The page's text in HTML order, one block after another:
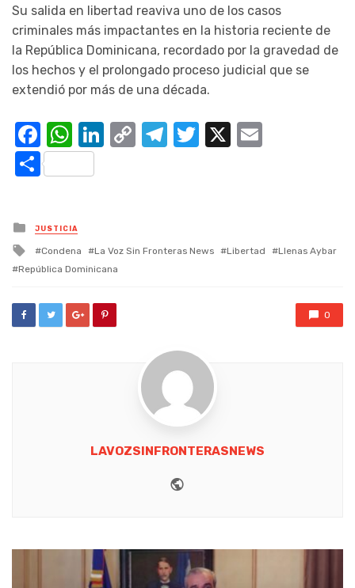
Su salida en libertad reaviva uno de los casos
criminales más impactantes en la historia reciente de
la República Dominicana, recordado por la gravedad de
los hechos y el prolongado proceso judicial que se
extendió por más de una década.
Facebook
WhatsApp
LinkedIn
CopyTelegram
Twitter
X
Compartir
Posted
in
JUSTICIA
Tagged
with
Condena La Voz Sin Fronteras News Libertad
Llenas Aybar
República Dominicana
0
LAVOZSINFRONTERASNEWS